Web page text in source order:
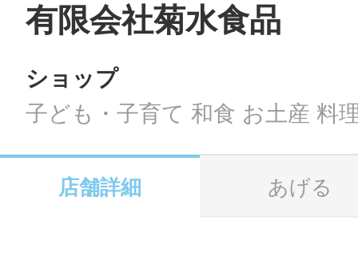
SMS
メール
URLをコピー
有限会社菊水食品
ショップ
子ども・子育て 和食 お土産 料
店舗詳細 あげる
地域ごとの
智頭